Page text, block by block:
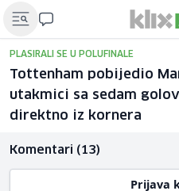
PLASIRALI SE U POLUFINALE
Tottenham pobijedio
utakmici sa sedam
direktno iz kornera
Komentari (13)
Prijava